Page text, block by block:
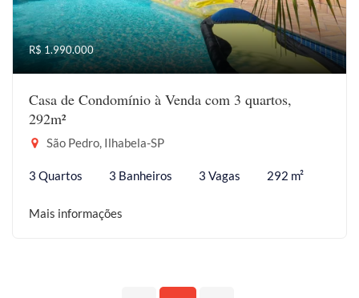
R$ 1.990.000
Casa de Condomínio à Venda com 3 quartos,
292m²
São Pedro, Ilhabela-SP
3 Quartos 3 Banheiros 3 Vagas 292 m²
Mais informações